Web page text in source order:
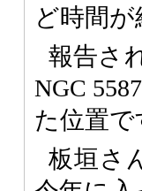
ど時間
報告さ
NGC
た位置で
板垣さ